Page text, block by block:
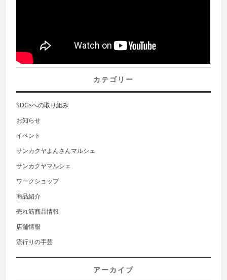
カテゴリー
SDGsへの取り組み
お知らせ
イベント
サンカクヤよんさんマルシェ
サンカクヤマルシェ
ワークショップ
商品紹介
売れ筋商品情報
店舗情報
流行りの手芸
アーカイブ